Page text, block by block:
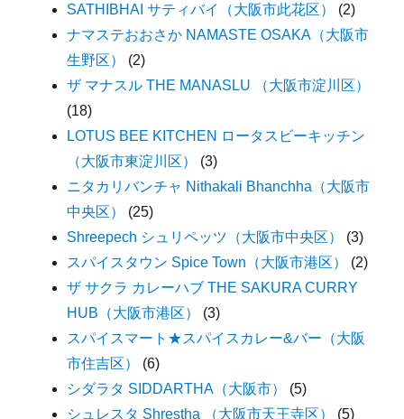
SATHIBHAI サティバイ（大阪市此花区）
(2)
ナマステおおさか NAMASTE OSAKA（大阪市
生野区）
(2)
ザ マナスル THE MANASLU （大阪市淀川区）
(18)
LOTUS BEE KITCHEN ロータスビーキッチン
（大阪市東淀川区）
(3)
ニタカリバンチャ Nithakali Bhanchha（大阪市
中央区）
(25)
Shreepech シュリペッツ（大阪市中央区）
(3)
スパイスタウン Spice Town（大阪市港区）
(2)
ザ サクラ カレーハブ THE SAKURA CURRY
HUB（大阪市港区）
(3)
スパイスマート★スパイスカレー&バー（大阪
市住吉区）
(6)
シダラタ SIDDARTHA（大阪市）
(5)
シュレスタ Shrestha （大阪市天王寺区）
(5)